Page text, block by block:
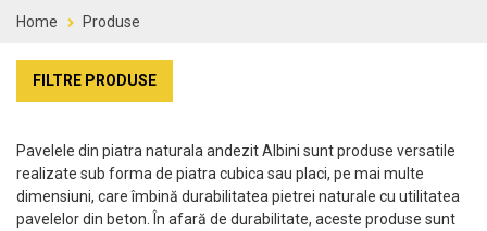
Home Produse
FILTRE PRODUSE
Pavelele din piatra naturala andezit Albini sunt produse versatile
realizate sub forma de piatra cubica sau placi, pe mai multe
dimensiuni, care îmbină durabilitatea pietrei naturale cu utilitatea
pavelelor din beton. În afară de durabilitate, aceste produse sunt